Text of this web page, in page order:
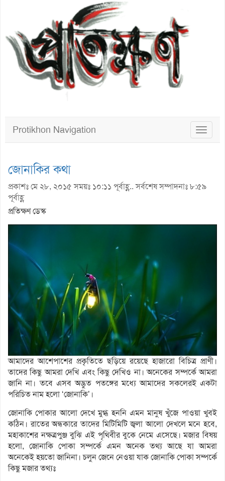
Toggle
Protikhon Navigation
জোনাকির কথা
প্রকাশঃ মে ২৮, ২০১৫ সময়ঃ ১০:১১ পূর্বাহ্ণ.. সর্বশেষ সম্পাদনাঃ ৮:৫৯
পূর্বাহ্ণ
প্রতিক্ষণ ডেস্ক
আমাদের আশেপাশের প্রকৃতিতে ছড়িয়ে রয়েছে হাজারো বিচিত্র প্রাণী।
তাদের কিছু আমরা দেখি এবং কিছু দেখিও না। অনেকের সম্পর্কে আমরা
জানি না। তবে এসব অদ্ভুত পতঙ্গের মধ্যে আমাদের সকলেরই একটা
পরিচিত নাম হলো ‘জোনাকি’।
জোনাকি পোকার আলো দেখে মুগ্ধ হননি এমন মানুষ খুঁজে পাওয়া খুবই
কঠিন। রাতের অন্ধকারে তাদের মিটিমিটি জ্বলা আলো দেখলে মনে হবে,
মহাকাশের নক্ষত্রপুঞ্জ বুঝি এই পৃথিবীর বুকে নেমে এসেছে। মজার বিষয়
হলো, জোনাকি পোকা সম্পর্কে এমন অনেক তথ্য আছে যা আমরা
অনেকেই হয়তো জানিনা। চলুন জেনে নেওয়া যাক জোনাকি পোকা সম্পর্কে
কিছু মজার তথ্যঃ